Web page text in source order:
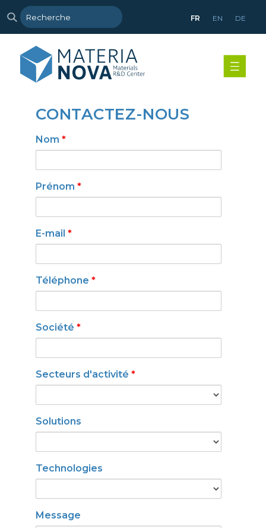
FR EN DE
CONTACTEZ-NOUS
Nom *
Prénom *
E-mail *
Téléphone *
Société *
Secteurs d'activité *
Solutions
Technologies
Message